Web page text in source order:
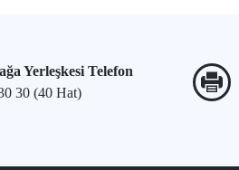
Yerleşkesi Telefon
30 (40 Hat)